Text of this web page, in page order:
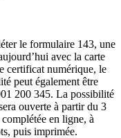
le formulaire 143, une
avec la carte
certificat numérique, le
peut également être
200 345. La possibilité
ouverte à partir du 3
en ligne, à
puis imprimée.